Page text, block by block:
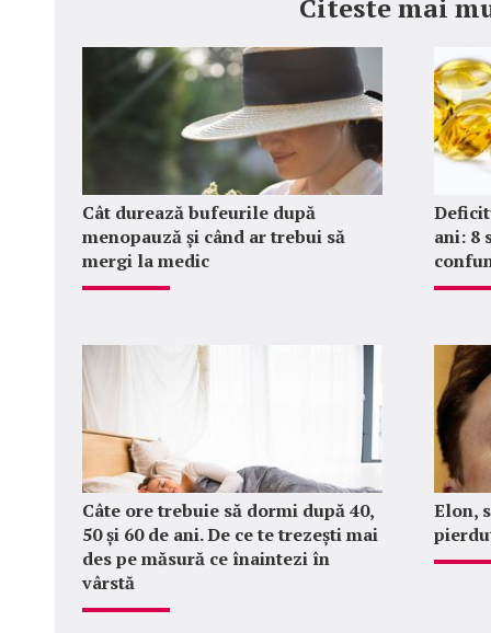
Citeste mai
Cât durează bufeurile după
menopauză și când ar trebui să
mergi la medic
ani: 8
Câte ore trebuie să dormi după 40,
50 și 60 de ani. De ce te trezești mai
des pe măsură ce înaintezi în
vârstă
Elon,